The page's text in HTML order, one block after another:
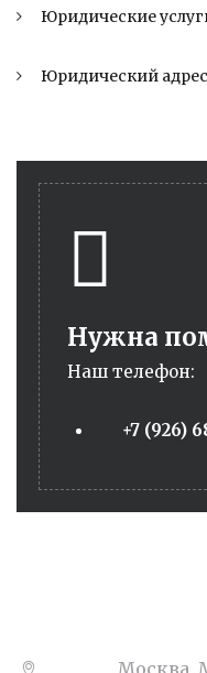
Юридические
Юридический адрес
Нужна
Наш телефон:
+7 (926)